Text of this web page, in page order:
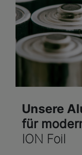
Unsere
für
ION Foil